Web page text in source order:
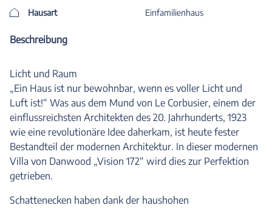
Hausart
Einfamilienhaus
Beschreibung
Licht und Raum
„Ein Haus ist nur bewohnbar, wenn es voller Licht und
Luft ist!“ Was aus dem Mund von Le Corbusier, einem der
einflussreichsten Architekten des 20. Jahrhunderts, 1923
wie eine revolutionäre Idee daherkam, ist heute fester
Bestandteil der modernen Architektur. In dieser modernen
Villa von Danwood „Vision 172“ wird dies zur Perfektion
getrieben.
Schattenecken haben dank der haushohen